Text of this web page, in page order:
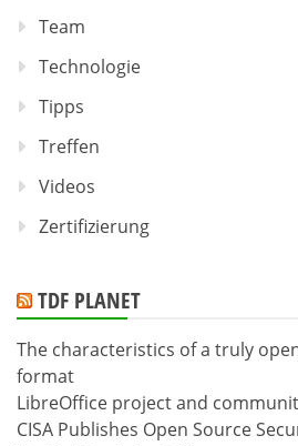
Team
Technologie
Tipps
Treffen
Videos
Zertifizierung
TDF PLANET
The characteristics of a truly
format
LibreOffice project and
CISA Publishes Open Source